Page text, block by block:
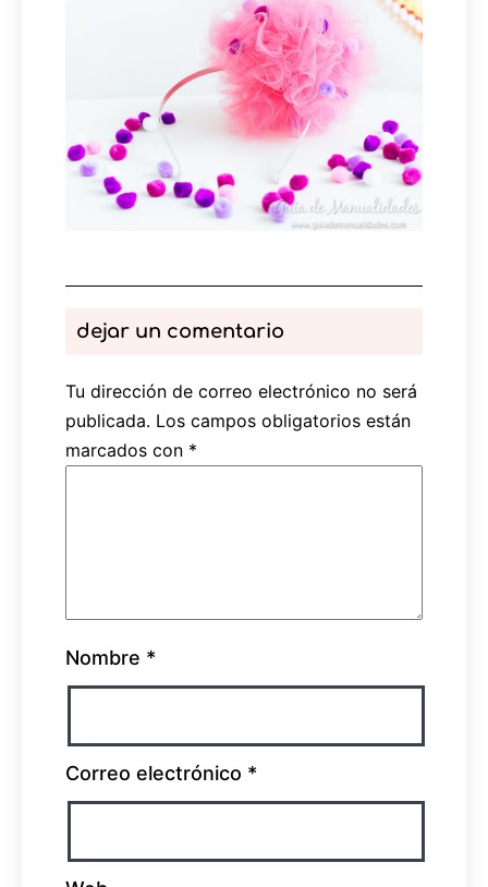
dejar un comentario
Tu dirección de correo electrónico no será
publicada. Los campos obligatorios están
marcados con *
Nombre *
Correo electrónico *